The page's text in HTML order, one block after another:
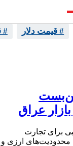
# قیمت دلار #
عراق
برای تجارت
محدودیت‌های ارزی و